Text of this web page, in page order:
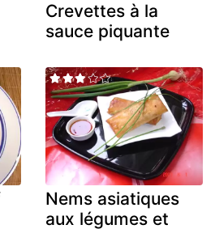
Crevettes à la
sauce piquante
Nems asiatiques
aux légumes et